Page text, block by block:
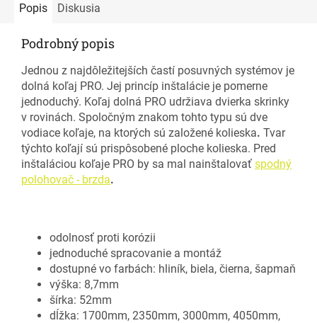
Popis Diskusia
Podrobný popis
Jednou z najdôležitejších častí posuvných systémov je
dolná koľaj PRO. Jej princíp inštalácie je pomerne
jednoduchý. Koľaj dolná PRO udržiava dvierka skrinky
v rovinách. Spoločným znakom tohto typu sú dve
vodiace koľaje, na ktorých sú založené kolieska. Tvar
týchto koľají sú prispôsobené ploche kolieska. Pred
inštaláciou koľaje PRO by sa mal nainštalovať spodný
polohovač - brzda.
odolnosť proti korózii
jednoduché spracovanie a montáž
dostupné vo farbách: hliník, biela, čierna, šapmaň
výška: 8,7mm
šírka: 52mm
dĺžka: 1700mm, 2350mm, 3000mm, 4050mm,